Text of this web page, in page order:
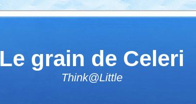
Le grain de Celeri
Think@Little